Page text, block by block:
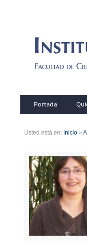
Portada
Usted está en: Inicio »